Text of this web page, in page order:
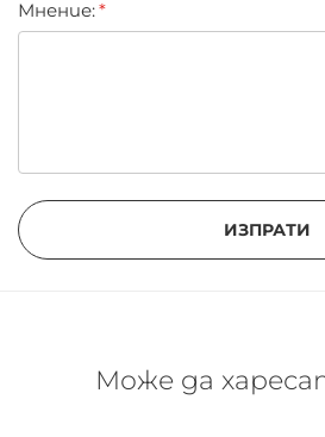
Мнение:
ИЗПРАТИ
Може да